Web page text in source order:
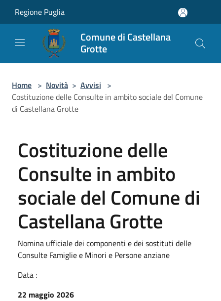
Regione Puglia
Comune di Castellana
Grotte
Home > Novità > Avvisi >
Costituzione delle Consulte in ambito sociale del Comune
di Castellana Grotte
Costituzione delle
Consulte in ambito
sociale del Comune di
Castellana Grotte
Nomina ufficiale dei componenti e dei sostituti delle
Consulte Famiglie e Minori e Persone anziane
Data :
22 maggio 2026